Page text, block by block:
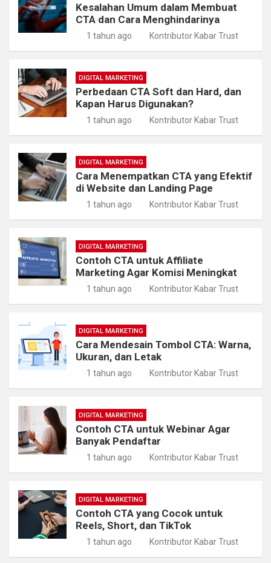
Kesalahan Umum dalam Membuat
CTA dan Cara Menghindarinya
1 tahun ago Kontributor Kabar Trust
DIGITAL MARKETING
Perbedaan CTA Soft dan Hard, dan
Kapan Harus Digunakan?
1 tahun ago Kontributor Kabar Trust
DIGITAL MARKETING
Cara Menempatkan CTA yang Efektif
di Website dan Landing Page
1 tahun ago Kontributor Kabar Trust
DIGITAL MARKETING
Contoh CTA untuk Affiliate
Marketing Agar Komisi Meningkat
1 tahun ago Kontributor Kabar Trust
DIGITAL MARKETING
Cara Mendesain Tombol CTA: Warna,
Ukuran, dan Letak
1 tahun ago Kontributor Kabar Trust
DIGITAL MARKETING
Contoh CTA untuk Webinar Agar
Banyak Pendaftar
1 tahun ago Kontributor Kabar Trust
DIGITAL MARKETING
Contoh CTA yang Cocok untuk
Reels, Short, dan TikTok
1 tahun ago Kontributor Kabar Trust